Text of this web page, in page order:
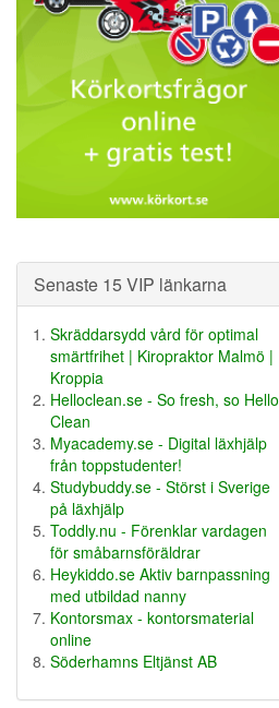
Senaste 15 VIP länkarna
Skräddarsydd vård för optimal
smärtfrihet | Kiropraktor Malmö |
Kroppia
Helloclean.se - So fresh, so Hello
Clean
Myacademy.se - Digital läxhjälp
från toppstudenter!
Studybuddy.se - Störst i Sverige
på läxhjälp
Toddly.nu - Förenklar vardagen
för småbarnsföräldrar
Heykiddo.se Aktiv barnpassning
med utbildad nanny
Kontorsmax - kontorsmaterial
online
Söderhamns Eltjänst AB